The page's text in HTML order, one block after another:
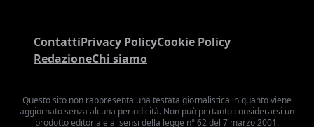
ContattiPrivacy PolicyCookie Policy
RedazioneChi siamo
Questo sito non rappresenta una testata giornalistica in quanto viene
aggiornato senza alcuna periodicità. Non può pertanto considerarsi un
prodotto editoriale ai sensi della legge n° 62 del 7 marzo 2001.